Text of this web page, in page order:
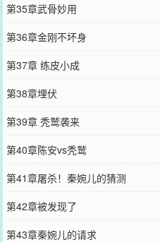
第35章武骨妙用
第36章金刚不坏身
第37章 练皮小成
第38章埋伏
第39章 秃鹫袭来
第40章陈安vs秃鹫
第41章屠杀！秦婉儿的猜测
第42章被发现了
第43章秦婉儿的请求